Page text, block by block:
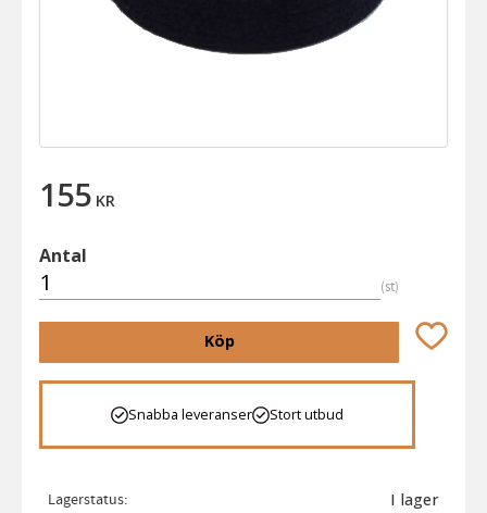
155 KR
Antal
st
Köp Lägg till
Snabba leveranser Stort utbud
Lagerstatus
I lager